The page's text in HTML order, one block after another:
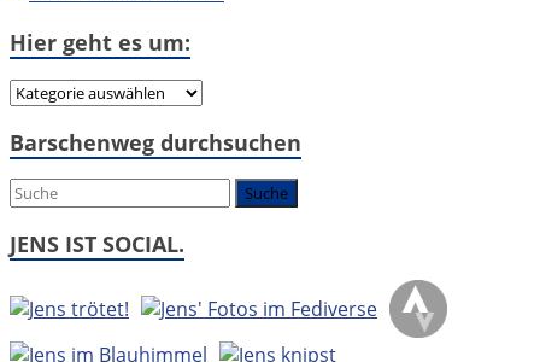
Hier geht es um:
Hier
es
Barschenweg durchsuchen
JENS IST SOCIAL.